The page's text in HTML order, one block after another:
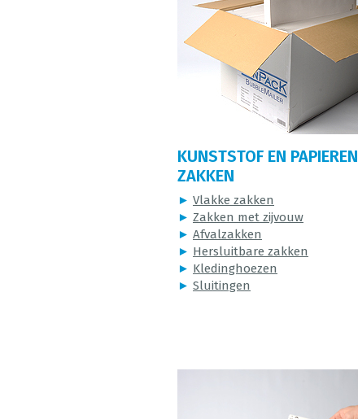
KUNSTSTOF EN PAPIEREN
ZAKKEN
► Vlakke zakken
► Zakken met zijvouw
► Afvalzakken
► Hersluitbare zakken
► Kledinghoezen
► Sluitingen